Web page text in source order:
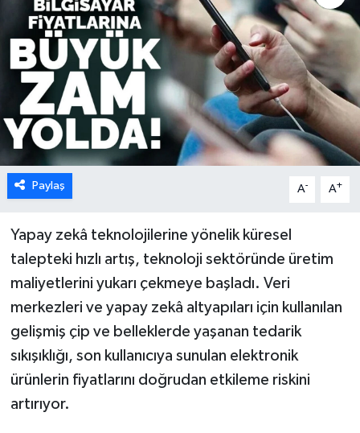
Paylaş A- A+
Yapay zekâ teknolojilerine yönelik küresel
talepteki hızlı artış, teknoloji sektöründe üretim
maliyetlerini yukarı çekmeye başladı. Veri
merkezleri ve yapay zekâ altyapıları için kullanılan
gelişmiş çip ve belleklerde yaşanan tedarik
sıkışıklığı, son kullanıcıya sunulan elektronik
ürünlerin fiyatlarını doğrudan etkileme riskini
artırıyor.
Ulusal